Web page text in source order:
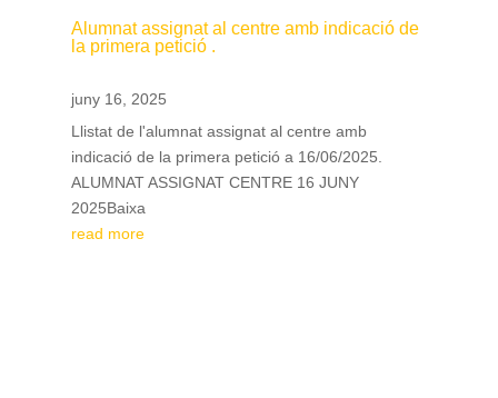
Alumnat assignat al centre amb indicació de
la primera petició .
juny 16, 2025
Llistat de l'alumnat assignat al centre amb
indicació de la primera petició a 16/06/2025.
ALUMNAT ASSIGNAT CENTRE 16 JUNY
2025Baixa
read more